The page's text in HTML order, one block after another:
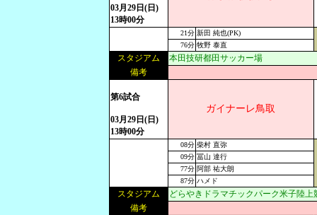
03月29日(日)
13時00分
21分 新田 純也(PK)
76分 牧野 泰直
スタジアム
本田技研都田サッカー場
備考
第6試合
03月29日(日)
13時00分
ガイナーレ鳥取
08分 柴村 直弥
09分 冨山 達行
77分 阿部 祐大朗
87分 ハメド
スタジアム
どらやきドラマチックパーク米子陸
備考